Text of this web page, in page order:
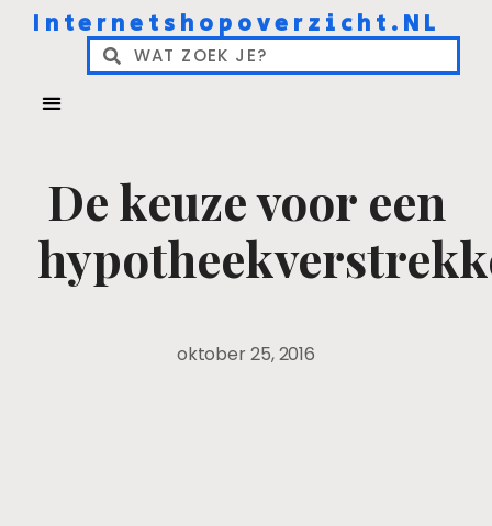
Internetshopoverzicht.NL
De keuze voor een
oktober 25, 2016